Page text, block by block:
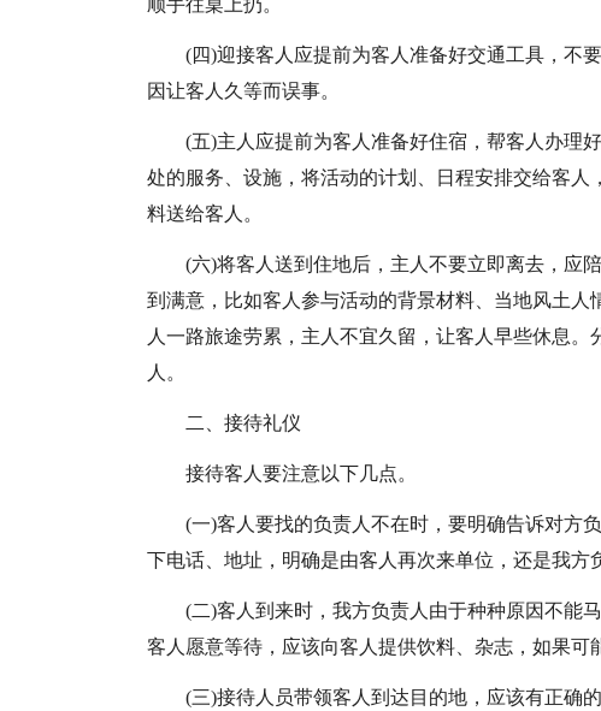
顺手往桌上扔。
(四)迎接客人应提前为客人准备好交通工具，不
因让客人久等而误事。
(五)主人应提前为客人准备好住宿，帮客人办理
处的服务、设施，将活动的计划、日程安排交给客
料送给客人。
(六)将客人送到住地后，主人不要立即离去，应
到满意，比如客人参与活动的背景材料、当地风土
人一路旅途劳累，主人不宜久留，让客人早些休息
人。
二、接待礼仪
接待客人要注意以下几点。
(一)客人要找的负责人不在时，要明确告诉对方
下电话、地址，明确是由客人再次来单位，还是我方
(二)客人到来时，我方负责人由于种种原因不能
客人愿意等待，应该向客人提供饮料、杂志，如果可
(三)接待人员带领客人到达目的地，应该有正确